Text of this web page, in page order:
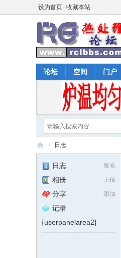
设为首页 收藏本站
论坛 空间 门户
坛
› 日志
发布
日志
上传
相册
添加
分享
记录
{userpanelarea2}